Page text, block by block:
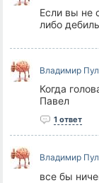
Если вы не
либо
Владимир
Когда
Павел
1 ответ
Владимир
все бы